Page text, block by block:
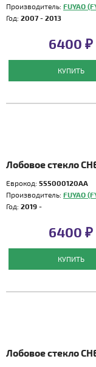
Производитель: FUYAO
Год: 2007 - 2013
6400 ₽
КУПИТЬ
Лобовое стекло
Еврокод: 555000120AA
Производитель: FUYAO
Год: 2019 -
6400 ₽
КУПИТЬ
Лобовое стекло